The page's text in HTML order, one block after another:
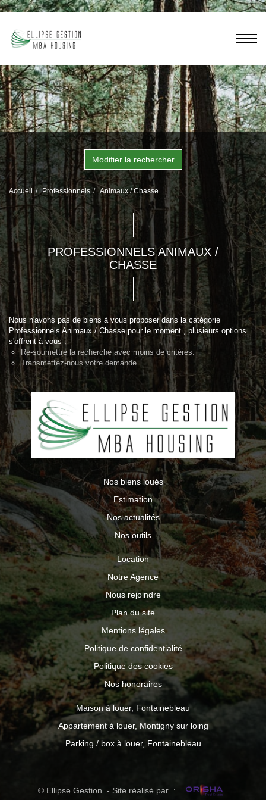
Modifier la rechercher
Accueil Professionnels Animaux / Chasse
PROFESSIONNELS ANIMAUX /
CHASSE
Nous n'avons pas de biens à vous proposer dans la catégorie
Professionnels Animaux / Chasse pour le moment , plusieurs options
s'offrent à vous :
Re-soumettre la recherche avec moins de critères.
Transmettez-nous votre demande
Nos biens loués
Estimation
Nos actualités
Nos outils
Location
Notre Agence
Nous rejoindre
Plan du site
Mentions légales
Politique de confidentialité
Politique des cookies
Nos honoraires
Maison à louer, Fontainebleau
Appartement à louer, Montigny sur loing
Parking / box à louer, Fontainebleau
© Ellipse Gestion - Site réalisé par :